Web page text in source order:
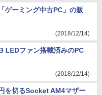
ゲーミング中古PC」の販
(2018/12/14)
LEDファン搭載済みのPC
(2018/12/14)
を切るSocket AM4マザー